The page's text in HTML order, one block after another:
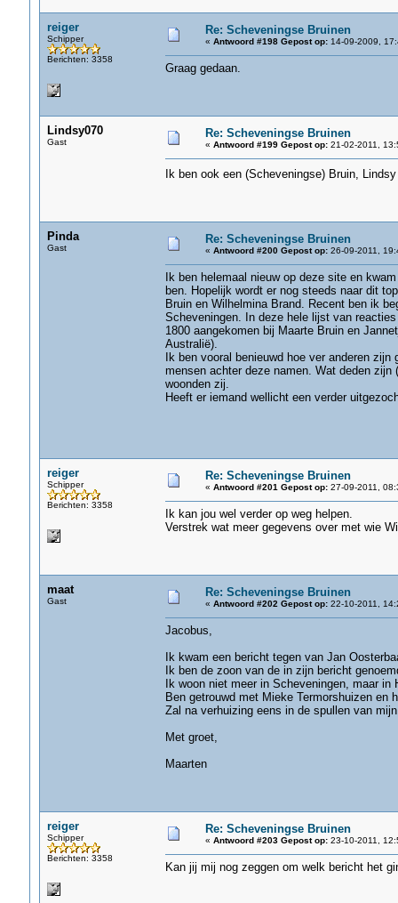
reiger
Schipper
Berichten: 3358
Re: Scheveningse Bruinen
« Antwoord #198 Gepost op:14-09-2009,
Graag gedaan.
Lindsy070
Gast
Re: Scheveningse Bruinen
« Antwoord #199 Gepost op:21-02-2011,
Ik ben ook een (Scheveningse) Bruin,
Pinda
Gast
Re: Scheveningse Bruinen
« Antwoord #200 Gepost op:26-09-2011,
Ik ben helemaal nieuw op deze site en
ben. Hopelijk wordt er nog steeds naar dit
Bruin en Wilhelmina Brand. Recent ben ik
Scheveningen. In deze hele lijst van
1800 aangekomen bij Maarte Bruin en
Australië).
Ik ben vooral benieuwd hoe ver anderen
mensen achter deze namen. Wat deden
woonden zij.
Heeft er iemand wellicht een verder
reiger
Schipper
Berichten: 3358
Re: Scheveningse Bruinen
« Antwoord #201 Gepost op:27-09-2011,
Ik kan jou wel verder op weg helpen.
Verstrek wat meer gegevens over met wie
maat
Gast
Re: Scheveningse Bruinen
« Antwoord #202 Gepost op:22-10-2011,
Jacobus,
Ik kwam een bericht tegen van Jan
Ik ben de zoon van de in zijn bericht
Ik woon niet meer in Scheveningen, maar in
Ben getrouwd met Mieke Termorshuizen en
Zal na verhuizing eens in de spullen van
Met groet,
Maarten
reiger
Schipper
Berichten: 3358
Re: Scheveningse Bruinen
« Antwoord #203 Gepost op:23-10-2011,
Kan jij mij nog zeggen om welk bericht het